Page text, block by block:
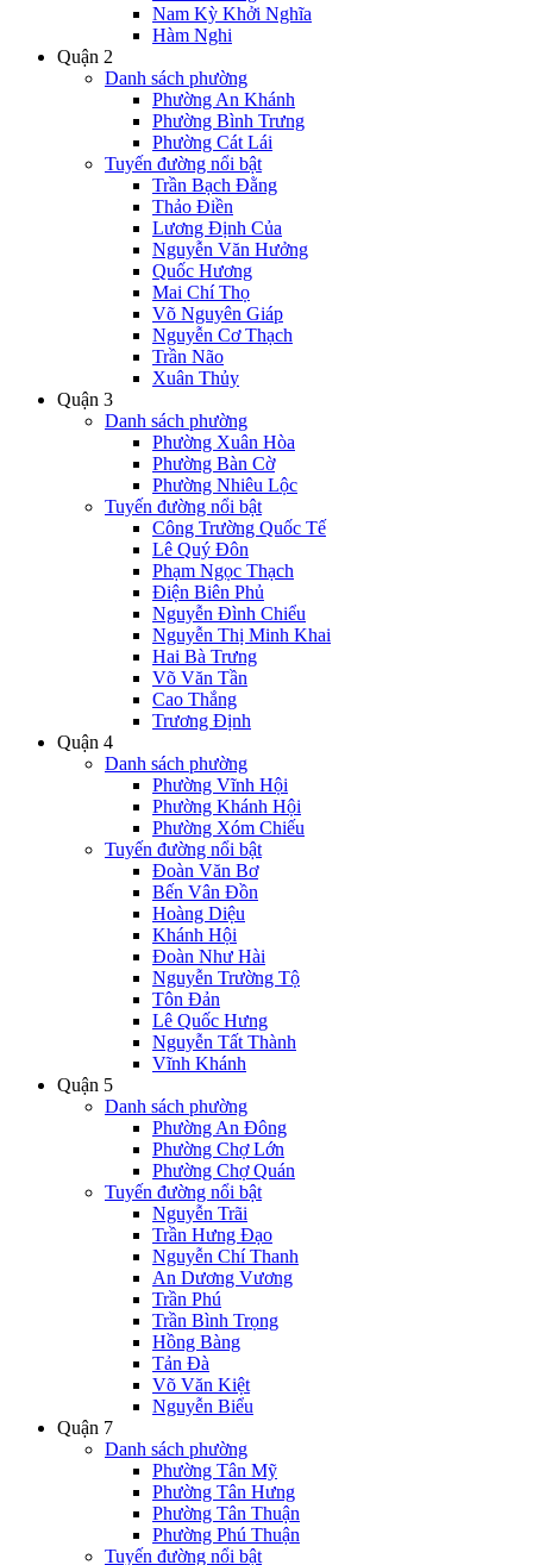
Nam Kỳ Khởi Nghĩa
Hàm Nghi
Quận 2
Danh sách phường
Phường An Khánh
Phường Bình Trưng
Phường Cát Lái
Tuyến đường nổi bật
Trần Bạch Đằng
Thảo Điền
Lương Định Của
Nguyễn Văn Hưởng
Quốc Hương
Mai Chí Thọ
Võ Nguyên Giáp
Nguyễn Cơ Thạch
Trần Não
Xuân Thủy
Quận 3
Danh sách phường
Phường Xuân Hòa
Phường Bàn Cờ
Phường Nhiêu Lộc
Tuyến đường nổi bật
Công Trường Quốc Tế
Lê Quý Đôn
Phạm Ngọc Thạch
Điện Biên Phủ
Nguyễn Đình Chiểu
Nguyễn Thị Minh Khai
Hai Bà Trưng
Võ Văn Tần
Cao Thắng
Trương Định
Quận 4
Danh sách phường
Phường Vĩnh Hội
Phường Khánh Hội
Phường Xóm Chiếu
Tuyến đường nổi bật
Đoàn Văn Bơ
Bến Vân Đồn
Hoàng Diệu
Khánh Hội
Đoàn Như Hài
Nguyễn Trường Tộ
Tôn Đản
Lê Quốc Hưng
Nguyễn Tất Thành
Vĩnh Khánh
Quận 5
Danh sách phường
Phường An Đông
Phường Chợ Lớn
Phường Chợ Quán
Tuyến đường nổi bật
Nguyễn Trãi
Trần Hưng Đạo
Nguyễn Chí Thanh
An Dương Vương
Trần Phú
Trần Bình Trọng
Hồng Bàng
Tản Đà
Võ Văn Kiệt
Nguyễn Biểu
Quận 7
Danh sách phường
Phường Tân Mỹ
Phường Tân Hưng
Phường Tân Thuận
Phường Phú Thuận
Tuyến đường nổi bật